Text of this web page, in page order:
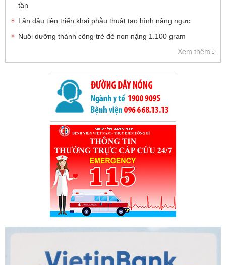
tần
Lần đầu tiên triển khai phẫu thuật tạo hình nâng ngực
Nuôi dưỡng thành công trẻ đẻ non nặng 1.100 gram
Xem thêm